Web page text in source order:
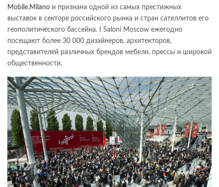
Mobile.Milano и признана одной из самых престижных
выставок в секторе российского рынка и стран сателлитов его
геополитического бассейна. I Saloni Moscow ежегодно
посещают более 30 000 дизайнеров, архитекторов,
представителей различных брендов мебели, прессы и широкой
общественности.